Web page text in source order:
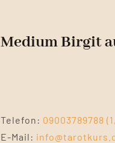
Medium Birgit
Telefon: 09003789788
E-Mail: